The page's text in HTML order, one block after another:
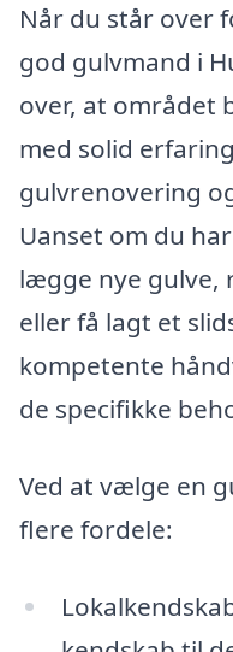
Når du står over
god gulvmand i
over, at området
med solid
gulvrenovering
Uanset om du
lægge nye gulve,
eller få lagt et
kompetente
de specifikke
Ved at vælge en
flere fordele: